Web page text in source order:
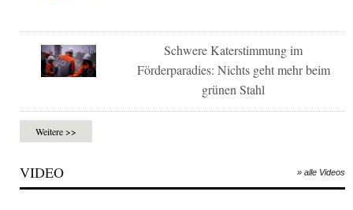
Schwere Katerstimmung im
Förderparadies: Nichts geht mehr beim
grünen Stahl
Weitere >>
VIDEO » alle Videos